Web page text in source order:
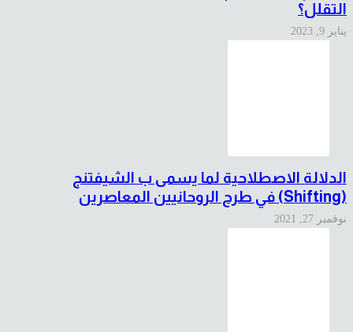
التقلل؟
يناير 9, 2023
الدلالة الاصطلاحية لما يسمى ب الشيفتنج
(Shifting) في طرح الروحانيين المعاصرين
نوفمبر 27, 2021